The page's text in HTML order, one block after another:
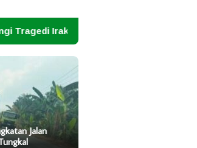
Fitnah Amerika Dijadikan Alasan
Jalan